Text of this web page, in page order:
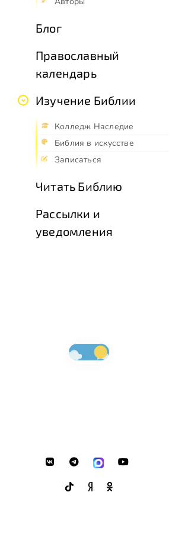
Блог
Православный
календарь
Изучение Библии
Колледж Наследие
Библия в искусстве
Записаться
Читать Библию
Рассылки и
уведомления